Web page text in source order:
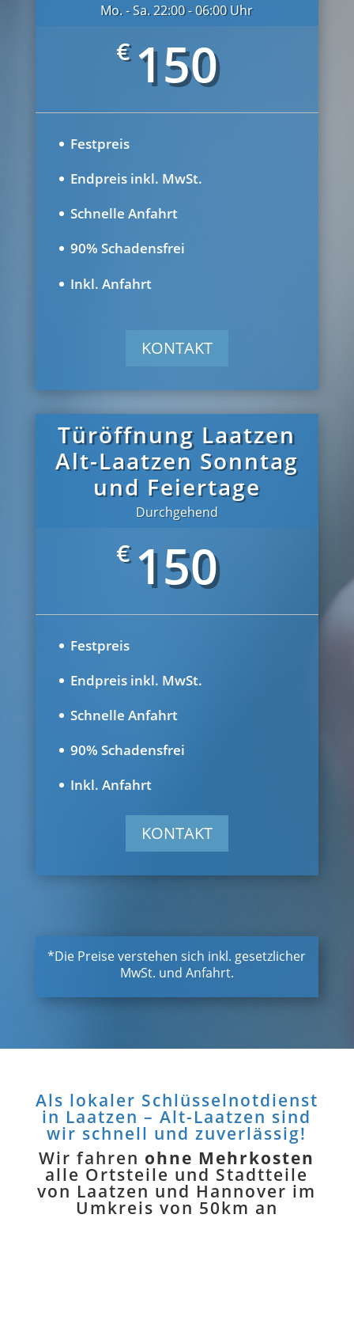
Mo. - Sa. 22:00 - 06:00 Uhr
€150
Festpreis
Endpreis inkl. MwSt.
Schnelle Anfahrt
90% Schadensfrei
Inkl. Anfahrt
KONTAKT
Türöffnung Laatzen
Alt-Laatzen Sonntag
und Feiertage
Durchgehend
€150
Festpreis
Endpreis inkl. MwSt.
Schnelle Anfahrt
90% Schadensfrei
Inkl. Anfahrt
KONTAKT
*Die Preise verstehen sich inkl. gesetzlicher
MwSt. und Anfahrt.
Als lokaler Schlüsselnotdienst
in Laatzen – Alt-Laatzen sind
wir schnell und zuverlässig!
Wir fahren ohne Mehrkosten
alle Ortsteile und Stadtteile
von Laatzen und Hannover im
Umkreis von 50km an